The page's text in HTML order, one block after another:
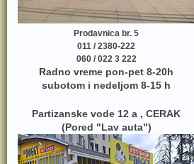
Prodavnica br. 5
011 / 2380-222
060 / 022 3 222
Radno vreme pon-pet 8-20h
subotom i nedeljom 8-15 h
Partizanske vode 12 a , CERAK
(Pored "Lav auta")